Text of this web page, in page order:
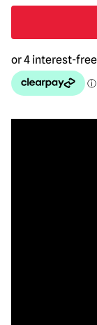
faucheuse
-